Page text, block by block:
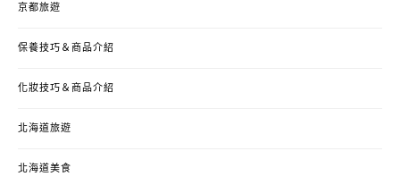
京都旅遊
保養技巧＆商品介紹
化妝技巧＆商品介紹
北海道旅遊
北海道美食